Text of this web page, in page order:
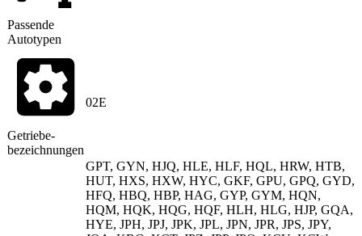
Passende
Autotypen
Getriebe­
bezeichnungen
02E
GPT, GYN, HJQ, HLE, HLF, HQL, HRW, HTB,
HUT, HXS, HXW, HYC, GKF, GPU, GPQ, GYD,
HFQ, HBQ, HBP, HAG, GYP, GYM, HQN,
HQM, HQK, HQG, HQF, HLH, HLG, HJP, GQA,
HYE, JPH, JPJ, JPK, JPL, JPN, JPR, JPS, JPY,